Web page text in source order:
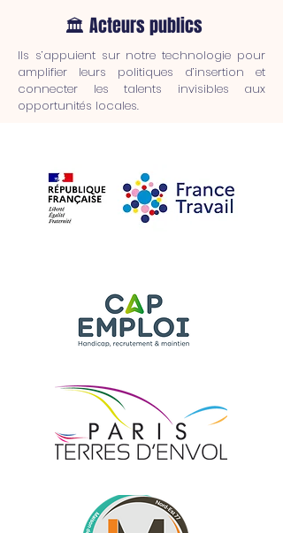
🏛 Acteurs publics
Ils s’appuient sur notre technologie pour
amplifier leurs politiques d’insertion et
connecter les talents invisibles aux
opportunités locales.